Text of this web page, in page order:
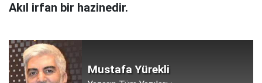
Akıl irfan bir hazinedir.
Mustafa Yürekli